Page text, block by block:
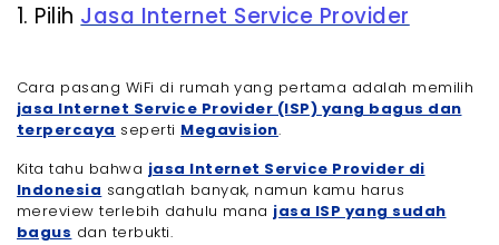
1. PilihJasa Internet Service Provider
Cara pasang WiFi di rumah yang pertama adalah memilih
jasa Internet Service Provider (ISP) yang bagus dan
terpercaya seperti Megavision.
Kita tahu bahwa jasa Internet Service Provider di
Indonesia sangatlah banyak, namun kamu harus
mereview terlebih dahulu mana jasa ISP yang sudah
bagus dan terbukti.